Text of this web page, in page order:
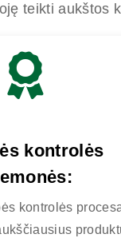
teikti aukštos
kontrolės
kontrolės